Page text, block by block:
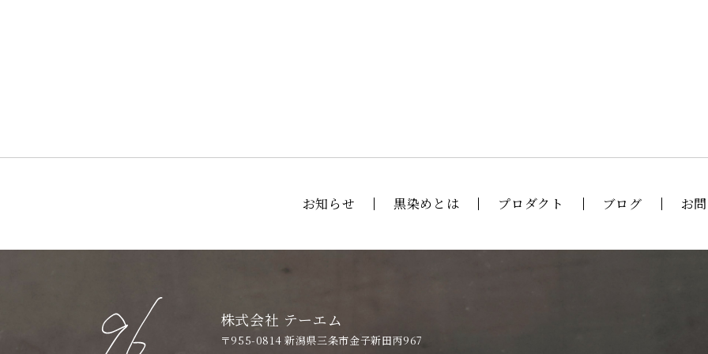
お知らせ 黒染めとは プロダクト ブログ お
株式会社 テーエム
〒955-0814 新潟県三条市金子新田丙967